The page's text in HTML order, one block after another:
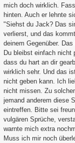
mich doch wirklich.
hinten. Auch er lehnte
"Siehst du Jack? Das
verlierst, und das
deinem Gegenüber.
Du bleibst einfach nicht
dass du hart an dir
wirklich sehr. Und das
nicht geben kann. Ich
nicht missen. Zu
jemand anderem diese
eintreffen. Bitte sei
vulgären Sprüche,
warnte mich extra
Muss ich mir noch